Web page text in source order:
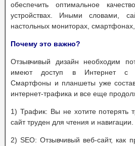
обеспечить оптимальное
устройствах. Иными словами,
настольных мониторах, смартфонах,
Почему это важно?
Отзывчивый дизайн необходим
имеют доступ в Интернет с
Смартфоны и планшеты уже
интернет-трафика и все еще
1) Трафик: Вы не хотите потерять
сайт труден для чтения и навигации.
2) SEO: Отзывчивый веб-сайт, как